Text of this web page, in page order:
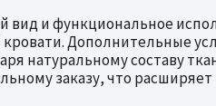
вид и функциональное
Дополнительные
натуральному составу
заказу, что